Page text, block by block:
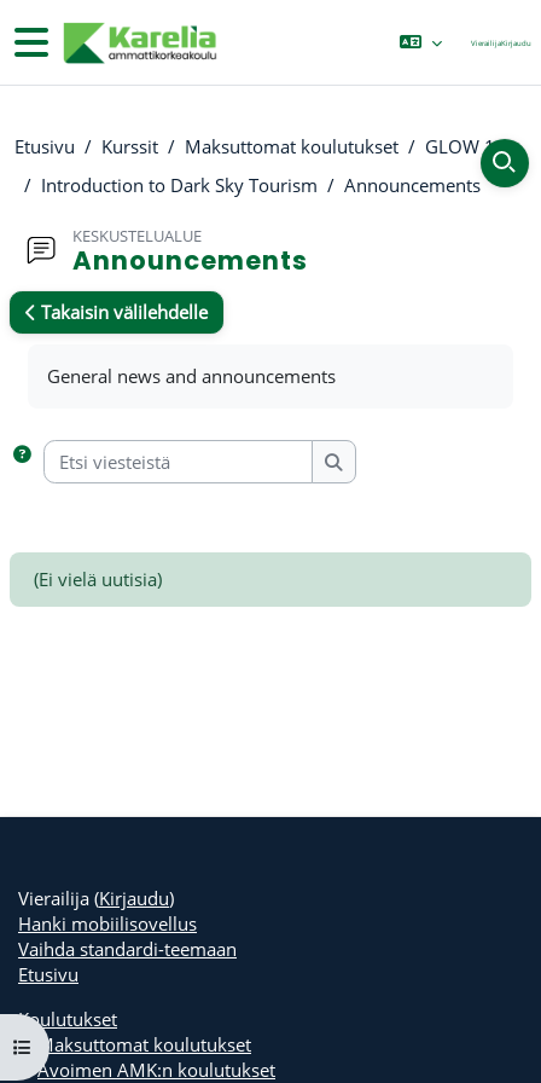
Sivupaneeli VierailijaKirjaudu
Avaa kurssisisältö
Etusivu Kurssit Maksuttomat koulutukset
GLOW 1
Introduction to Dark Sky Tourism
Announcements
KESKUSTELUALUE
Announcements
Takaisin välilehdelle
General news and announcements
Etsi viesteistä
Etsi viesteistä
(Ei vielä uutisia)
Vierailija (Kirjaudu)
Hanki mobiilisovellus
Vaihda standardi-teemaan
Etusivu
Koulutukset
Maksuttomat koulutukset
Avoimen AMK:n koulutukset